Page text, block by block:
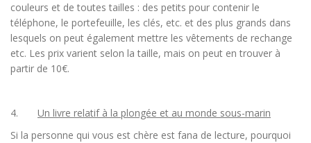
couleurs et de toutes tailles : des petits pour contenir le
téléphone, le portefeuille, les clés, etc. et des plus grands dans
lesquels on peut également mettre les vêtements de rechange
etc. Les prix varient selon la taille, mais on peut en trouver à
partir de 10€.
4. Un livre relatif à la plongée et au monde sous-marin
Si la personne qui vous est chère est fana de lecture, pourquoi